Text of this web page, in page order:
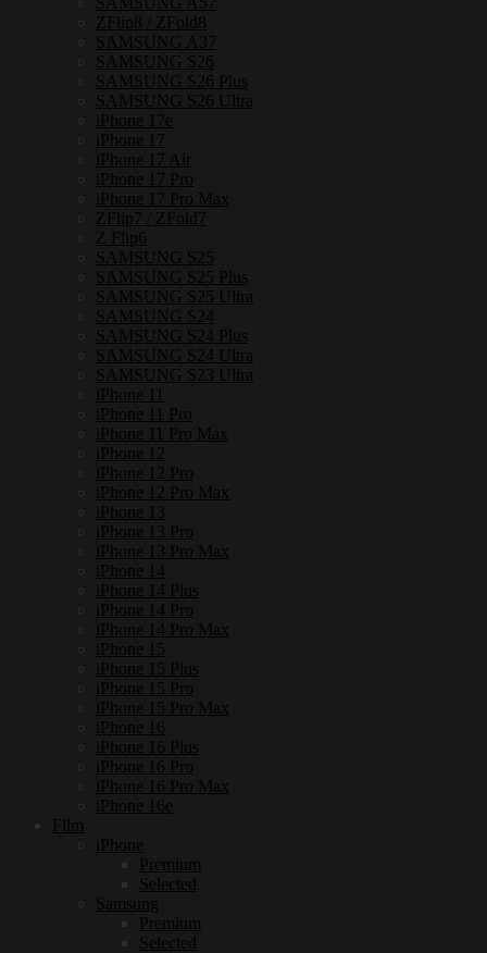
ZFlip8 / ZFold8
SAMSUNG A37
SAMSUNG S26
SAMSUNG S26 Plus
SAMSUNG S26 Ultra
iPhone 17e
iPhone 17
iPhone 17 Air
iPhone 17 Pro
iPhone 17 Pro Max
ZFlip7 / ZFold7
Z Flip6
SAMSUNG S25
SAMSUNG S25 Plus
SAMSUNG S25 Ultra
SAMSUNG S24
SAMSUNG S24 Plus
SAMSUNG S24 Ultra
SAMSUNG S23 Ultra
iPhone 11
iPhone 11 Pro
iPhone 11 Pro Max
iPhone 12
iPhone 12 Pro
iPhone 12 Pro Max
iPhone 13
iPhone 13 Pro
iPhone 13 Pro Max
iPhone 14
iPhone 14 Plus
iPhone 14 Pro
iPhone 14 Pro Max
iPhone 15
iPhone 15 Plus
iPhone 15 Pro
iPhone 15 Pro Max
iPhone 16
iPhone 16 Plus
iPhone 16 Pro
iPhone 16 Pro Max
iPhone 16e
Film
iPhone
Premium
Selected
Samsung
Premium
Selected